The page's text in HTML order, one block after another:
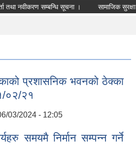
सम्बन्धि सूचना । सामाजिक सुरक्षा भत्ता
प्रशासनिक भवनको ठेक्का
०२/२१
03/2024 - 12:05
०२/२१
समयमै निर्मान सम्पन्न गर्ने